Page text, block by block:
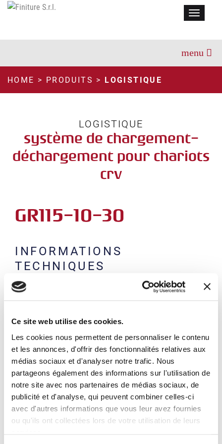
Ce site web utilise des cookies.
Les cookies nous permettent de personnaliser le contenu
et les annonces, d'offrir des fonctionnalités relatives aux
médias sociaux et d'analyser notre trafic. Nous
partageons également des informations sur l'utilisation de
notre site avec nos partenaires de médias sociaux, de
publicité et d'analyse, qui peuvent combiner celles-ci
avec d'autres informations que vous leur avez fournies
ou qu'ils ont collectées lors de votre utilisation de leurs
Menu
HOME > PRODUITS > LOGISTIQUE
LOGISTIQUE
système de chargement-
déchargement pour chariots
crv
GR115-10-30
INFORMATIONS
TECHNIQUES
Structure en charpente métallique peinte en RAL 7042 et
RAL 3000
Châssis composé de doubles voies pour le contrôle
Convoyeur à rouleaux télescopique à mouvement
vertical pour soulever les éléments
Rouleaux en acier
Pédalier avec commandes de entraînement pour le
mouvement vertical du convoyeur à rouleaux
Capteur mécanique pour contrôler la position adaptée au
levage